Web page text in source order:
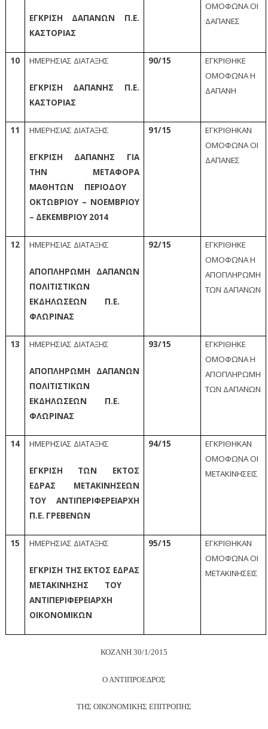
ΕΓΚΡΙΣΗ ΔΑΠΑΝΩΝ Π.Ε.
ΚΑΣΤΟΡΙΑΣ
ΟΜΟΦΩΝΑ ΟΙ
ΔΑΠΑΝΕΣ
10 ΗΜΕΡΗΣΙΑΣ ΔΙΑΤΑΞΗΣ
ΕΓΚΡΙΣΗ ΔΑΠΑΝΗΣ Π.Ε.
ΚΑΣΤΟΡΙΑΣ
90/15
ΕΓΚΡΙΘΗΚΕ
ΟΜΟΦΩΝΑ Η
ΔΑΠΑΝΗ
11 ΗΜΕΡΗΣΙΑΣ ΔΙΑΤΑΞΗΣ
ΕΓΚΡΙΣΗ ΔΑΠΑΝΗΣ ΓΙΑ
ΤΗΝ ΜΕΤΑΦΟΡΑ
ΜΑΘΗΤΩΝ ΠΕΡΙΟΔΟΥ
ΟΚΤΩΒΡΙΟΥ – ΝΟΕΜΒΡΙΟΥ
– ΔΕΚΕΜΒΡΙΟΥ 2014
91/15
ΕΓΚΡΙΘΗΚΑΝ
ΟΜΟΦΩΝΑ ΟΙ
ΔΑΠΑΝΕΣ
12 ΗΜΕΡΗΣΙΑΣ ΔΙΑΤΑΞΗΣ
ΑΠΟΠΛΗΡΩΜΗ ΔΑΠΑΝΩΝ
ΠΟΛΙΤΙΣΤΙΚΩΝ
ΕΚΔΗΛΩΣΕΩΝ Π.Ε.
ΦΛΩΡΙΝΑΣ
92/15
ΕΓΚΡΙΘΗΚΕ
ΟΜΟΦΩΝΑ Η
ΑΠΟΠΛΗΡΩΜΗ
ΤΩΝ ΔΑΠΑΝΩΝ
13 ΗΜΕΡΗΣΙΑΣ ΔΙΑΤΑΞΗΣ
ΑΠΟΠΛΗΡΩΜΗ ΔΑΠΑΝΩΝ
ΠΟΛΙΤΙΣΤΙΚΩΝ
ΕΚΔΗΛΩΣΕΩΝ Π.Ε.
ΦΛΏΡΙΝΑΣ
93/15
ΕΓΚΡΙΘΗΚΕ
ΟΜΟΦΩΝΑ Η
ΑΠΟΠΛΗΡΩΜΗ
ΤΩΝ ΔΑΠΑΝΩΝ
14 ΗΜΕΡΗΣΙΑΣ ΔΙΑΤΑΞΗΣ
ΕΓΚΡΙΣΗ ΤΩΝ ΕΚΤΟΣ
ΈΔΡΑΣ ΜΕΤΑΚΙΝΗΣΕΩΝ
ΤΟΥ ΑΝΤΙΠΕΡΙΦΕΡΕΙΑΡΧΗ
Π.Ε. ΓΡΕΒΕΝΏΝ
94/15
ΕΓΚΡΙΘΗΚΑΝ
ΟΜΟΦΩΝΑ ΟΙ
ΜΕΤΑΚΙΝΗΣΕΙΣ
15 ΗΜΕΡΗΣΙΑΣ ΔΙΑΤΑΞΗΣ
ΕΓΚΡΙΣΗ ΤΗΣ ΕΚΤΟΣ ΕΔΡΑΣ
ΜΕΤΑΚΙΝΗΣΗΣ ΤΟΥ
ΑΝΤΙΠΕΡΙΦΕΡΕΙΑΡΧΗ
ΟΙΚΟΝΟΜΙΚΩΝ
95/15
ΕΓΚΡΙΘΗΚΑΝ
ΟΜΟΦΩΝΑ ΟΙ
ΜΕΤΑΚΙΝΗΣΕΙΣ
ΚΟΖΑΝΗ 30/1/2015
Ο ΑΝΤΙΠΡΟΕΔΡΟΣ
ΤΗΣ ΟΙΚΟΝΟΜΙΚΗΣ ΕΠΙΤΡΟΠΗΣ